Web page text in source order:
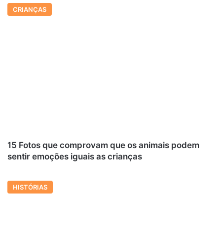
CRIANÇAS
15 Fotos que comprovam que os animais podem
sentir emoções iguais as crianças
HISTÓRIAS